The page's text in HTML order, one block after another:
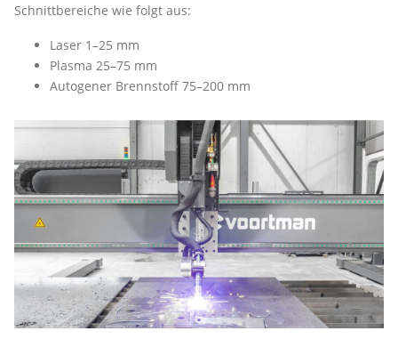
Schnittbereiche wie folgt aus:
Laser 1–25 mm
Plasma 25–75 mm
Autogener Brennstoff 75–200 mm